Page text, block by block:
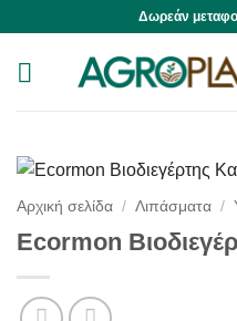
content
Δωρεάν
Αρχική σελίδα / Λιπάσματα /
Ecormon